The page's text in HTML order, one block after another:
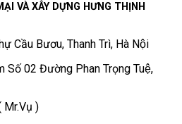
VÀ XÂY DỰNG HƯNG THỊNH
Cầu Bươu, Thanh Trì, Hà Nội
Số 02 Đường Phan Trọng Tuệ,
Mr.Vụ )